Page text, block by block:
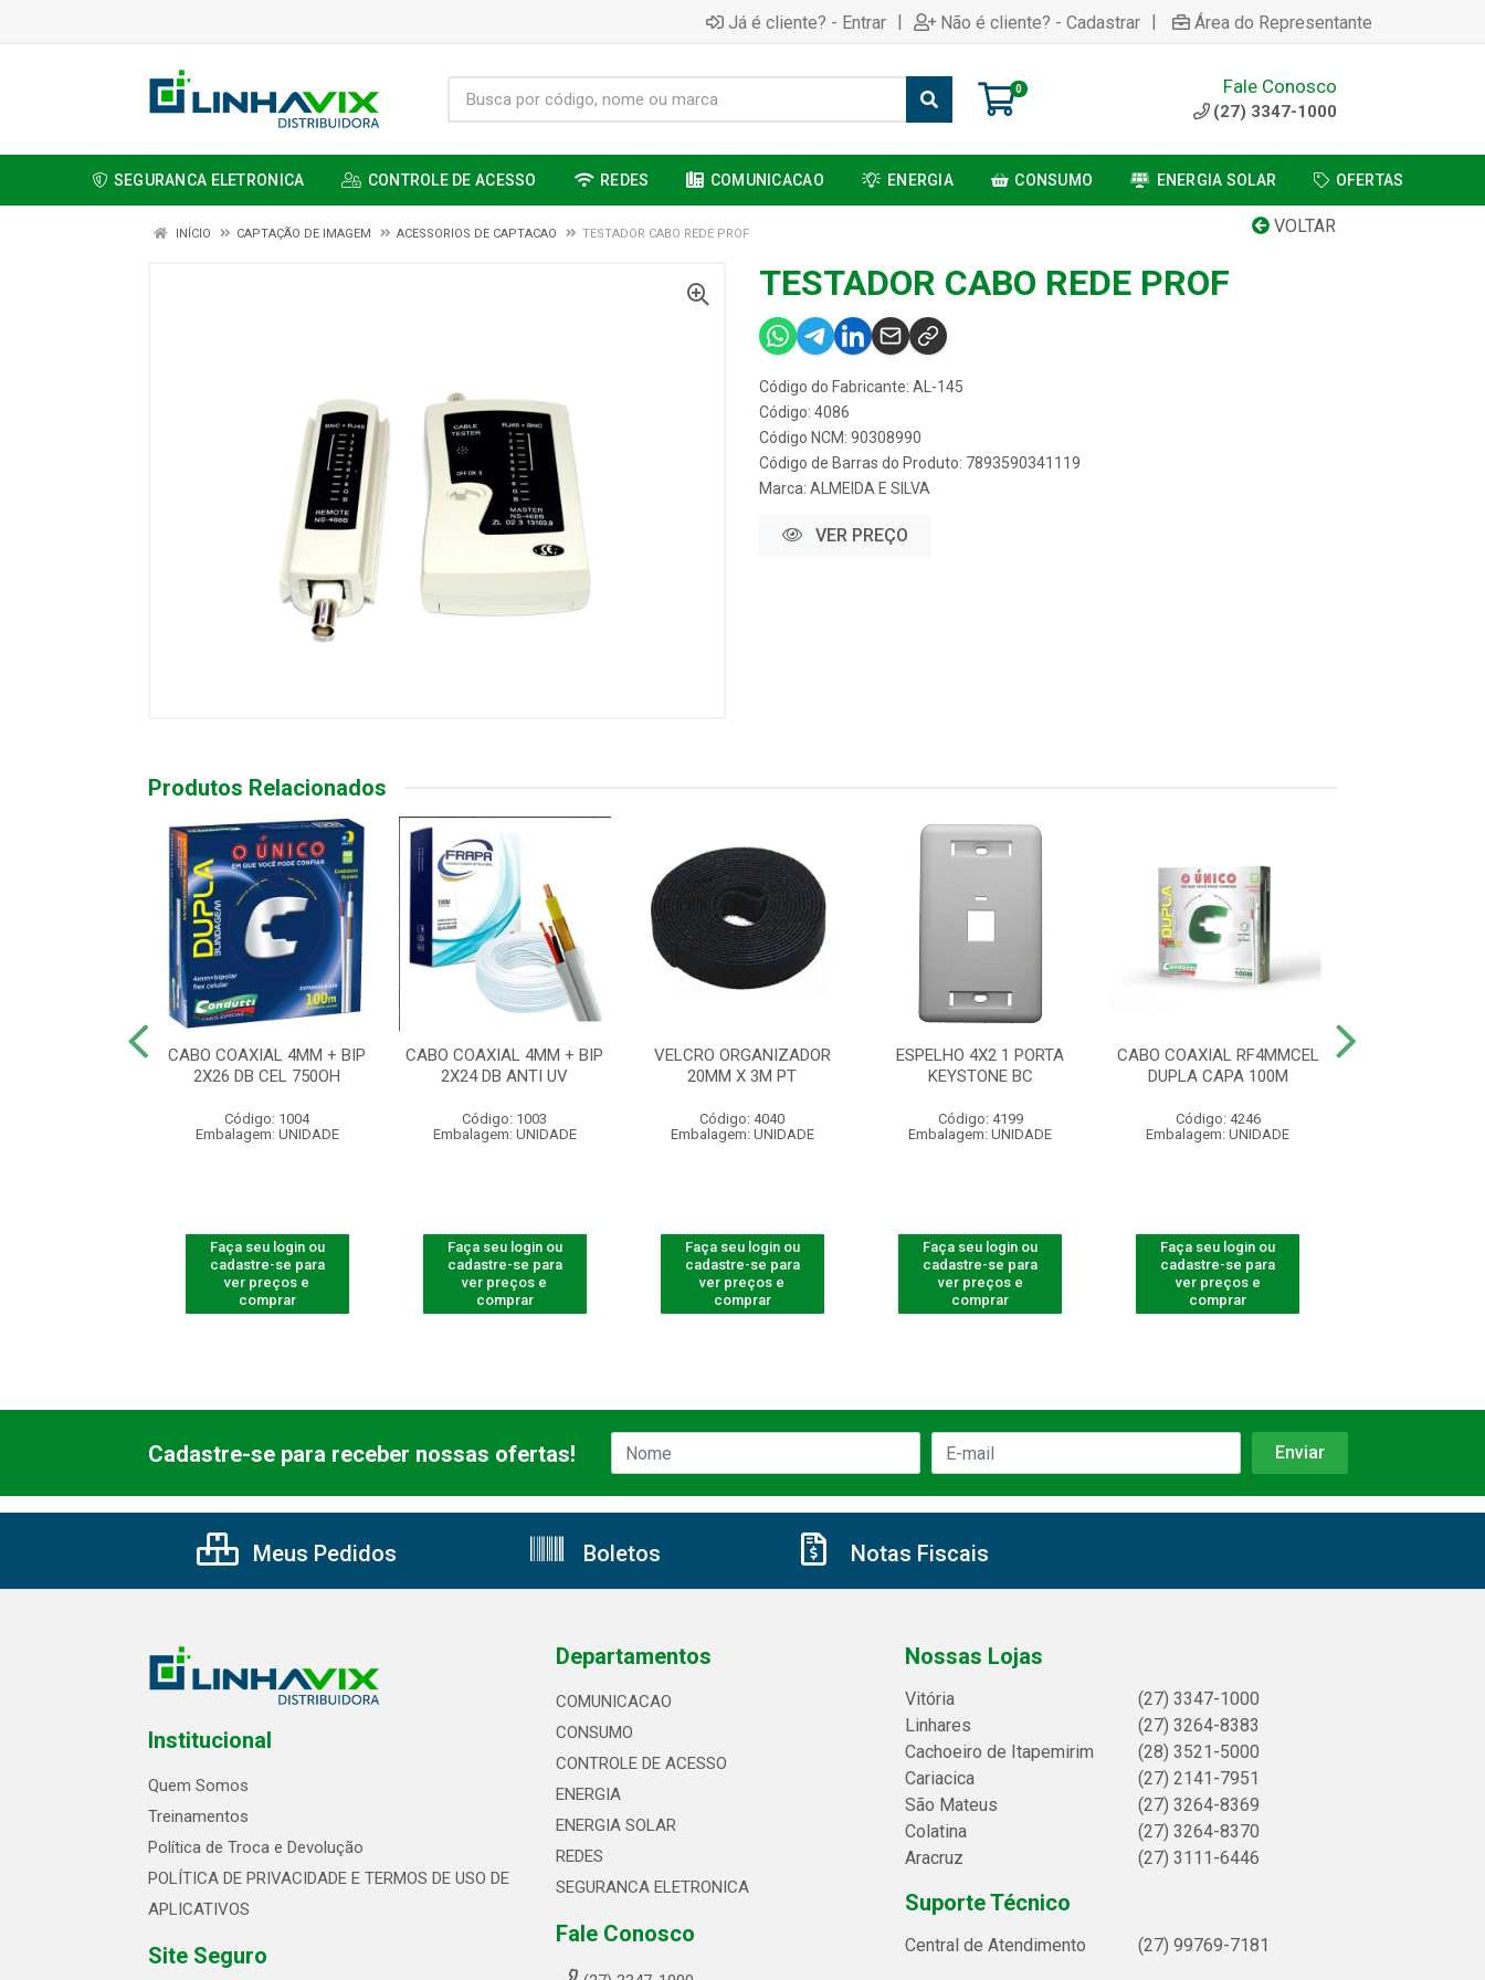
Já é cliente? - Entrar | Não é cliente? - Cadastrar | Área do Representante
0 Fale Conosco
(27) 3347-1000
SEGURANCA ELETRONICA CONTROLE DE ACESSO REDES COMUNICACAO ENERGIA CONSUMO ENERGIA SOLAR OFERTAS
VOLTAR
INÍCIO CAPTAÇÃO DE IMAGEM ACESSORIOS DE CAPTACAO TESTADOR CABO REDE PROF
TESTADOR CABO REDE PROF
Código do Fabricante: AL-145
Código: 4086
Código NCM: 90308990
Código de Barras do Produto: 7893590341119
Marca: ALMEIDA E SILVA
VER PREÇO
Produtos Relacionados
CABO COAXIAL 4MM + BIP
2X26 DB CEL 750OH
Código: 1004
Embalagem: UNIDADE
Faça seu login ou
cadastre-se para
ver preços e
comprar
CABO COAXIAL 4MM + BIP
2X24 DB ANTI UV
Código: 1003
Embalagem: UNIDADE
Faça seu login ou
cadastre-se para
ver preços e
comprar
VELCRO ORGANIZADOR
20MM X 3M PT
Código: 4040
Embalagem: UNIDADE
Faça seu login ou
cadastre-se para
ver preços e
comprar
ESPELHO 4X2 1 PORTA
KEYSTONE BC
Código: 4199
Embalagem: UNIDADE
Faça seu login ou
cadastre-se para
ver preços e
comprar
CABO COAXIAL RF4MMCEL
DUPLA CAPA 100M
Código: 4246
Embalagem: UNIDADE
Faça seu login ou
cadastre-se para
ver preços e
comprar
Cadastre-se para receber nossas ofertas!
Meus Pedidos Boletos Notas Fiscais
Institucional
Quem Somos
Treinamentos
Política de Troca e Devolução
POLÍTICA DE PRIVACIDADE E TERMOS DE USO DE
APLICATIVOS
Site Seguro
Departamentos
COMUNICACAO
CONSUMO
CONTROLE DE ACESSO
ENERGIA
ENERGIA SOLAR
REDES
SEGURANCA ELETRONICA
Fale Conosco
Nossas Lojas
Vitória
(27) 3347-1000
Linhares
(27) 3264-8383
Cachoeiro de Itapemirim
(28) 3521-5000
Cariacica
(27) 2141-7951
São Mateus
(27) 3264-8369
Colatina
(27) 3264-8370
Aracruz
(27) 3111-6446
Suporte Técnico
Central de Atendimento (27) 99769-7181